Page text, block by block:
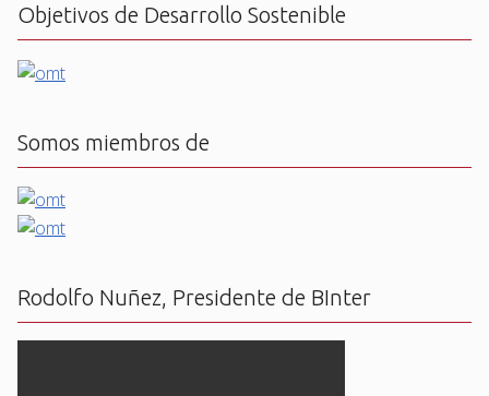
Objetivos de Desarrollo Sostenible
Somos miembros de
Rodolfo Nuñez, Presidente de BInter